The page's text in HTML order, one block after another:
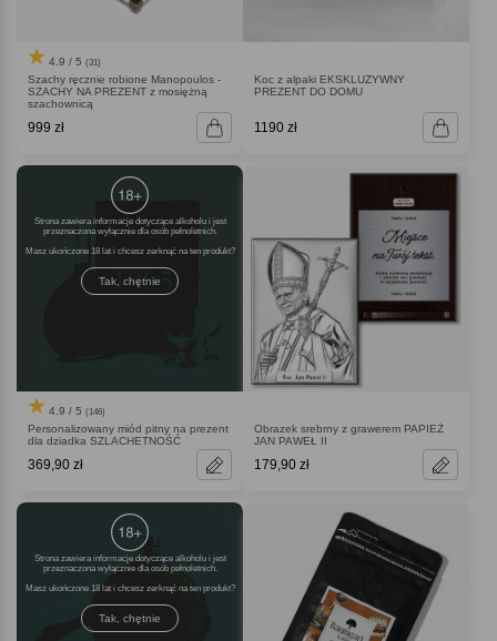
4.9 / 5 (31)
Szachy ręcznie robione Manopoulos -
SZACHY NA PREZENT z mosiężną
szachownicą
999 zł
Koc z alpaki EKSKLUZYWNY
PREZENT DO DOMU
1190 zł
Strona zawiera informacje dotyczące alkoholu i jest
przeznaczona wyłącznie dla osób pełnoletnich.
Masz ukończone 18 lat i chcesz zerknąć na ten produkt
Tak, chętnie
4.9 / 5 (146)
Personalizowany miód pitny na prezent
dla dziadka SZLACHETNOŚĆ
369,90 zł
Obrazek srebrny z grawerem PAPIEŻ
JAN PAWEŁ II
179,90 zł
Strona zawiera informacje dotyczące alkoholu i jest
przeznaczona wyłącznie dla osób pełnoletnich.
Masz ukończone 18 lat i chcesz zerknąć na ten produkt
Tak, chętnie